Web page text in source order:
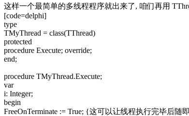
这样一个最简单的多线程程序就出来了, 咱们再用
[code=delphi]
type
TMyThread = class(TThread)
protected
procedure Execute; override;
end;
procedure TMyThread.Execute;
var
i: Integer;
begin
FreeOnTerminate := True; {这可以让线程执行完毕后随